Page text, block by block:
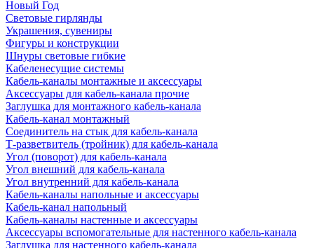
Новый Год
Световые гирлянды
Украшения, сувениры
Фигуры и конструкции
Шнуры световые гибкие
Кабеленесущие системы
Кабель-каналы монтажные и аксессуары
Аксессуары для кабель-канала прочие
Заглушка для монтажного кабель-канала
Кабель-канал монтажный
Соединитель на стык для кабель-канала
Т-разветвитель (тройник) для кабель-канала
Угол (поворот) для кабель-канала
Угол внешний для кабель-канала
Угол внутренний для кабель-канала
Кабель-каналы напольные и аксессуары
Кабель-канал напольный
Кабель-каналы настенные и аксессуары
Аксессуары вспомогательные для настенного кабель-канала
Заглушка для настенного кабель-канала